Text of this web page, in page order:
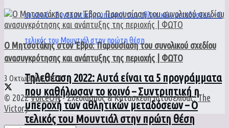
Τηλεθέαση 2022: Αυτά είναι τα 5 προγράμματα
που καθήλωσαν το κοινό – Συντριπτική η
υπεροχή των αθλητικών μεταδόσεων – Ο
τελικός του Μουντιάλ στην πρώτη θέση
Ο Μητσοτάκης στον Έβρο: Παρουσίαση του συνολικού σχεδίου
ανασυγκρότησης και ανάπτυξης της περιοχής | ΦΩΤΟ
3 Οκτωβρίου, 2024
© 2022VoiceON- Σχεδιασμός & Κατασκευή ιστοσελίδας:The
Victory.